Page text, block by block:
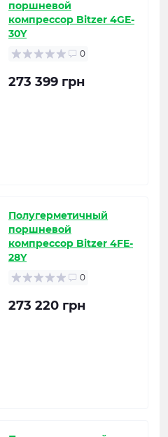
поршневой
компрессор Bitzer 4GE-
30Y
0
273 399 грн
Полугерметичный
поршневой
компрессор Bitzer 4FE-
28Y
0
273 220 грн